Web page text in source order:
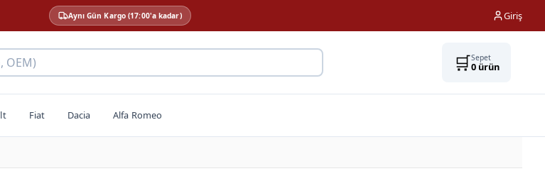
Aynı Gün Kargo (17:00'a kadar) Giriş
OEM) 🛒Sepet
0ürün
Fiat Dacia Alfa Romeo